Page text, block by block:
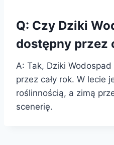
Q: Czy Dziki
dostępny przez
A: Tak, Dziki
przez cały rok. W lecie
roślinnością, a zimą
scenerię.